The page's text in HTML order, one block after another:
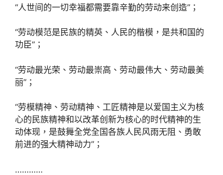
“人世间的一切幸福都需要靠辛勤的劳动来创造”；
“劳动模范是民族的精英、人民的楷模，是共和国的
功臣”；
“劳动最光荣、劳动最崇高、劳动最伟大、劳动最美
丽”；
“劳模精神、劳动精神、工匠精神是以爱国主义为核
心的民族精神和以改革创新为核心的时代精神的生
动体现，是鼓舞全党全国各族人民风雨无阻、勇敢
前进的强大精神动力”；
…………